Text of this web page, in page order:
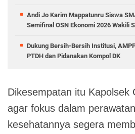
Andi Jo Karim Mappatunru Siswa
Semifinal OSN Ekonomi 2026 Wakili
Dukung Bersih-Bersih Institusi,
PTDH dan Pidanakan Kompol DK
Dikesempatan itu Kapolsek
agar fokus dalam
kesehatannya segera